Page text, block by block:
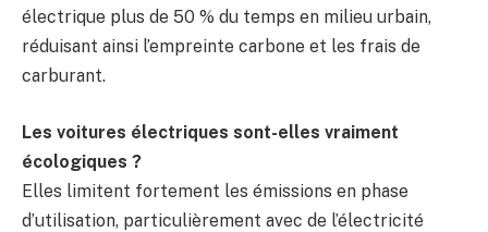
électrique plus de 50 % du temps en milieu urbain,
réduisant ainsi l’empreinte carbone et les frais de
carburant.
Les voitures électriques sont-elles vraiment
écologiques ?
Elles limitent fortement les émissions en phase
d’utilisation, particulièrement avec de l’électricité